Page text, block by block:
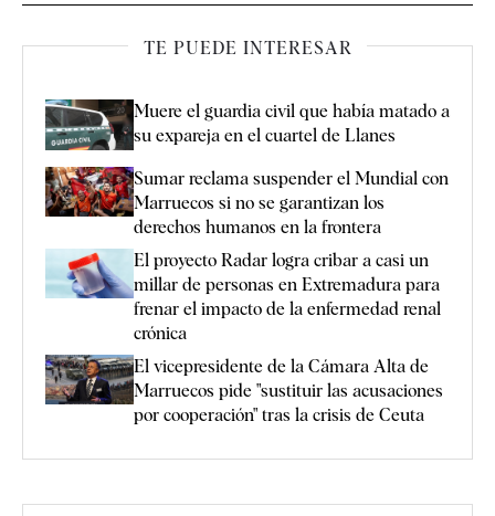
TE PUEDE INTERESAR
Muere el guardia civil que había matado a
su expareja en el cuartel de Llanes
Sumar reclama suspender el Mundial con
Marruecos si no se garantizan los
derechos humanos en la frontera
El proyecto Radar logra cribar a casi un
millar de personas en Extremadura para
frenar el impacto de la enfermedad renal
crónica
El vicepresidente de la Cámara Alta de
Marruecos pide "sustituir las acusaciones
por cooperación" tras la crisis de Ceuta